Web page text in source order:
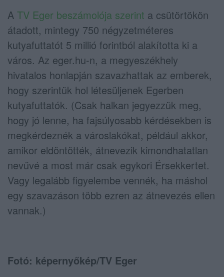
A TV Eger beszámolója szerint a csütörtökön
átadott, mintegy 750 négyzetméteres
kutyafuttatót 5 millió forintból alakította ki a
város. Az eger.hu-n, a megyeszékhely
hivatalos honlapján szavazhattak az emberek,
hogy szerintük hol létesüljenek Egerben
kutyafuttatók. (Csak halkan jegyezzük meg,
hogy jó lenne, ha fajsúlyosabb kérdésekben is
megkérdeznék a városlakókat, például akkor,
amikor eldöntötték, átnevezik kimondhatatlan
nevűvé a most már csak egykori Érsekkertet.
Vagy legalább figyelembe vennék, ha máshol
egy szavazáson több ezren az átnevezés ellen
vannak.)
Fotó: képernyőkép/TV Eger